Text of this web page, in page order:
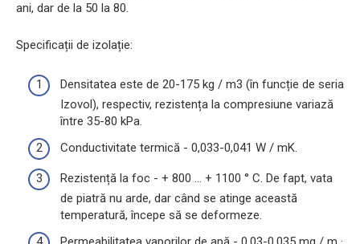
ani, dar de la 50 la 80.
Specificații de izolație:
Densitatea este de 20-175 kg / m3 (în funcție de seria
Izovol), respectiv, rezistența la compresiune variază
între 35-80 kPa.
Conductivitate termică - 0,033-0,041 W / mK.
Rezistență la foc - + 800 ... + 1100 ° С. De fapt, vata
de piatră nu arde, dar când se atinge această
temperatură, începe să se deformeze.